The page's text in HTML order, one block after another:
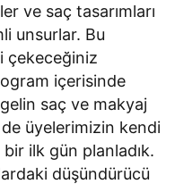
ve saç tasarımları
unsurlar. Bu
çekeceğiniz
içerisinde
saç ve makyaj
üyelerimizin kendi
bir ilk gün planladık.
düşündürücü